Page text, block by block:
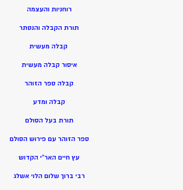
רוחניות והעצמה
תורת הקבלה והנסתר
קבלה מעשית
איסור קבלה מעשית
קבלה ספר הזוהר
קבלה ומדע
תורת בעל הסולם
ספר הזוהר עם פירוש הסולם
עץ חיים האר”י הקדוש
רבי ברוך שלום הלוי אשלג